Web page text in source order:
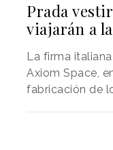
Prada
viajarán a
La firma
Axiom Space,
fabricación de